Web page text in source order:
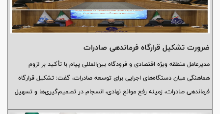
ضرورت تشكیل قرارگاه فرماندهی صادرات
مدیرعامل منطقه ویژه اقتصادی و فرودگاه بین‌المللی پیام با تأکید بر لزوم
هماهنگی میان دستگاه‌های اجرایی برای توسعه صادرات، گفت: تشکیل قرارگاه
فرماندهی صادرات، زمینه رفع موانع نهادی، انسجام در تصمیم‌گیری‌ها و تسهیل